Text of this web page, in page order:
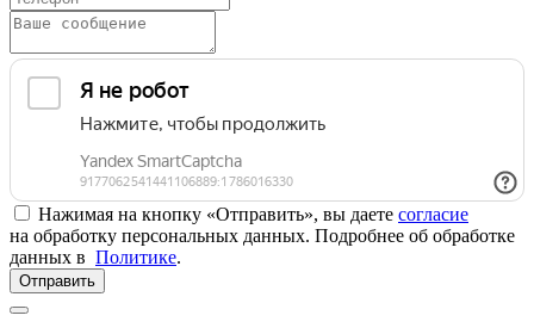
Нажимая на кнопку «Отправить», вы даете согласие
на обработку персональных данных. Подробнее об обработке
данных в Политике.
Отправить